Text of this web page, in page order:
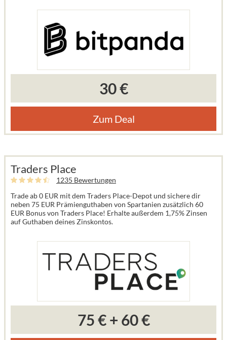
30 €
Zum Deal
Traders Place
1235 Bewertungen
Trade ab 0 EUR mit dem Traders Place-Depot und sichere dir
neben 75 EUR Prämienguthaben von Spartanien zusätzlich 60
EUR Bonus von Traders Place! Erhalte außerdem 1,75% Zinsen
auf Guthaben deines Zinskontos.
75 €+ 60 €